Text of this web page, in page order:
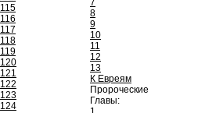
115
116
117
118
119
120
121
122
123
124
7
8
9
10
11
12
13
К Евреям
Пророческие
Главы: